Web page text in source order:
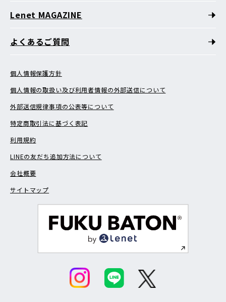
Lenet MAGAZINE
よくあるご質問
個人情報保護方針
個人情報の取扱い及び利用者情報の外部送信について
外部送信規律事項の公表等について
特定商取引法に基づく表記
利用規約
LINEの友だち追加方法について
会社概要
サイトマップ